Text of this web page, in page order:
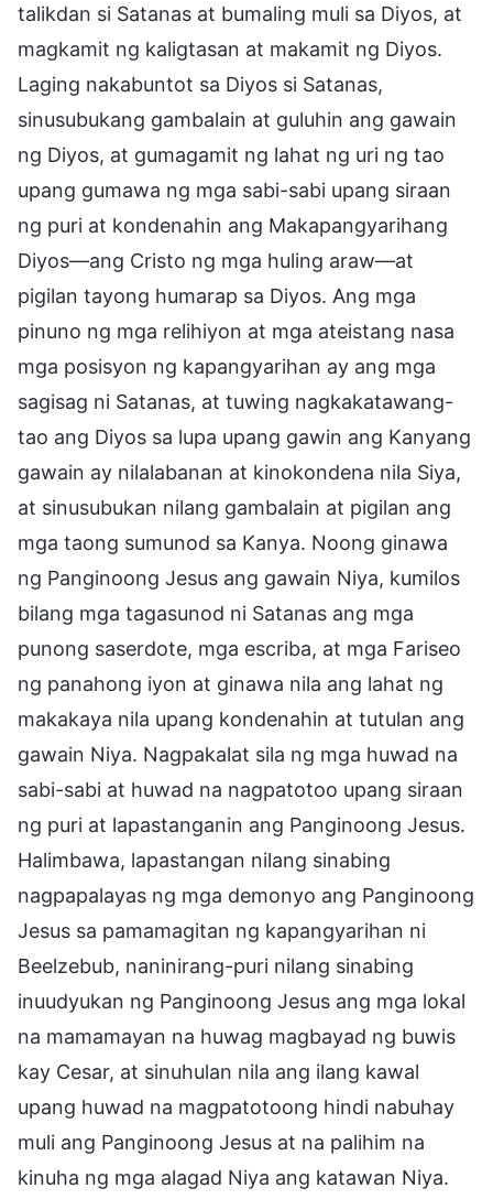
talikdan si Satanas at bumaling muli sa Diyos, at
magkamit ng kaligtasan at makamit ng Diyos.
Laging nakabuntot sa Diyos si Satanas,
sinusubukang gambalain at guluhin ang gawain
ng Diyos, at gumagamit ng lahat ng uri ng tao
upang gumawa ng mga sabi-sabi upang siraan
ng puri at kondenahin ang Makapangyarihang
Diyos—ang Cristo ng mga huling araw—at
pigilan tayong humarap sa Diyos. Ang mga
pinuno ng mga relihiyon at mga ateistang nasa
mga posisyon ng kapangyarihan ay ang mga
sagisag ni Satanas, at tuwing nagkakatawang-
tao ang Diyos sa lupa upang gawin ang Kanyang
gawain ay nilalabanan at kinokondena nila Siya,
at sinusubukan nilang gambalain at pigilan ang
mga taong sumunod sa Kanya. Noong ginawa
ng Panginoong Jesus ang gawain Niya, kumilos
bilang mga tagasunod ni Satanas ang mga
punong saserdote, mga escriba, at mga Fariseo
ng panahong iyon at ginawa nila ang lahat ng
makakaya nila upang kondenahin at tutulan ang
gawain Niya. Nagpakalat sila ng mga huwad na
sabi-sabi at huwad na nagpatotoo upang siraan
ng puri at lapastanganin ang Panginoong Jesus.
Halimbawa, lapastangan nilang sinabing
nagpapalayas ng mga demonyo ang Panginoong
Jesus sa pamamagitan ng kapangyarihan ni
Beelzebub, naninirang-puri nilang sinabing
inuudyukan ng Panginoong Jesus ang mga lokal
na mamamayan na huwag magbayad ng buwis
kay Cesar, at sinuhulan nila ang ilang kawal
upang huwad na magpatotoong hindi nabuhay
muli ang Panginoong Jesus at na palihim na
kinuha ng mga alagad Niya ang katawan Niya.